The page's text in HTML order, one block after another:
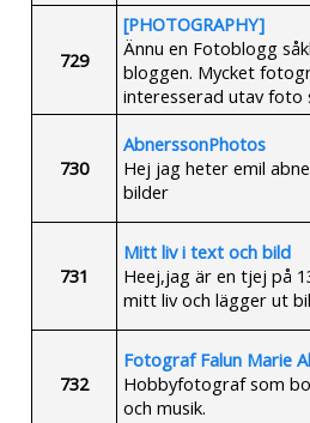
729
[PHOTOGRAPHY]
Ännu en Fotoblogg
bloggen. Mycket
interesserad utav foto
730
AbnerssonPhotos
Hej jag heter emil
bilder
731
Mitt liv i text och bild
Heej,jag är en tjej på
mitt liv och lägger ut
732
Fotograf Falun Marie
Hobbyfotograf som
och musik.